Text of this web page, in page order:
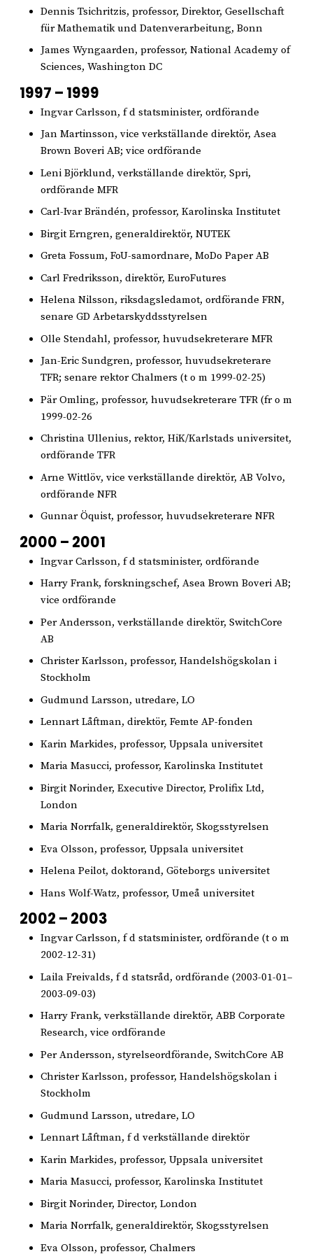
Dennis Tsichritzis, professor, Direktor, Gesellschaft
für Mathematik und Datenverarbeitung, Bonn
James Wyngaarden, professor, National Academy of
Sciences, Washington DC
1997 – 1999
Ingvar Carlsson, f d statsminister, ordförande
Jan Martinsson, vice verkställande direktör, Asea
Brown Boveri AB; vice ordförande
Leni Björklund, verkställande direktör, Spri,
ordförande MFR
Carl-Ivar Brändén, professor, Karolinska Institutet
Birgit Erngren, generaldirektör, NUTEK
Greta Fossum, FoU-samordnare, MoDo Paper AB
Carl Fredriksson, direktör, EuroFutures
Helena Nilsson, riksdagsledamot, ordförande FRN,
senare GD Arbetarskyddsstyrelsen
Olle Stendahl, professor, huvudsekreterare MFR
Jan-Eric Sundgren, professor, huvudsekreterare
TFR; senare rektor Chalmers (t o m 1999-02-25)
Pär Omling, professor, huvudsekreterare TFR (fr o m
1999-02-26
Christina Ullenius, rektor, HiK/Karlstads universitet,
ordförande TFR
Arne Wittlöv, vice verkställande direktör, AB Volvo,
ordförande NFR
Gunnar Öquist, professor, huvudsekreterare NFR
2000 – 2001
Ingvar Carlsson, f d statsminister, ordförande
Harry Frank, forskningschef, Asea Brown Boveri AB;
vice ordförande
Per Andersson, verkställande direktör, SwitchCore
AB
Christer Karlsson, professor, Handelshögskolan i
Stockholm
Gudmund Larsson, utredare, LO
Lennart Låftman, direktör, Femte AP-fonden
Karin Markides, professor, Uppsala universitet
Maria Masucci, professor, Karolinska Institutet
Birgit Norinder, Executive Director, Prolifix Ltd,
London
Maria Norrfalk, generaldirektör, Skogsstyrelsen
Eva Olsson, professor, Uppsala universitet
Helena Peilot, doktorand, Göteborgs universitet
Hans Wolf-Watz, professor, Umeå universitet
2002 – 2003
Ingvar Carlsson, f d statsminister, ordförande (t o m
2002-12-31)
Laila Freivalds, f d statsråd, ordförande (2003-01-01–
2003-09-03)
Harry Frank, verkställande direktör, ABB Corporate
Research, vice ordförande
Per Andersson, styrelseordförande, SwitchCore AB
Christer Karlsson, professor, Handelshögskolan i
Stockholm
Gudmund Larsson, utredare, LO
Lennart Låftman, f d verkställande direktör
Karin Markides, professor, Uppsala universitet
Maria Masucci, professor, Karolinska Institutet
Birgit Norinder, Director, London
Maria Norrfalk, generaldirektör, Skogsstyrelsen
Eva Olsson, professor, Chalmers